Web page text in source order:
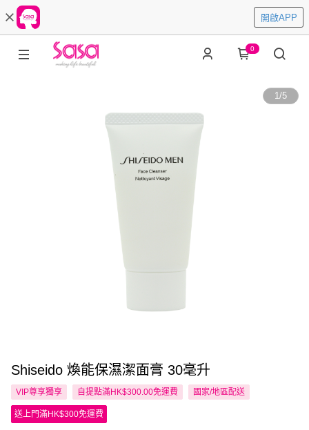
開啟APP
0
1/5
Shiseido 煥能保濕潔面膏 30毫升
VIP尊享獨享 自提點滿HK$300.00免運費 國家/地區配送
送上門滿HK$300免運費